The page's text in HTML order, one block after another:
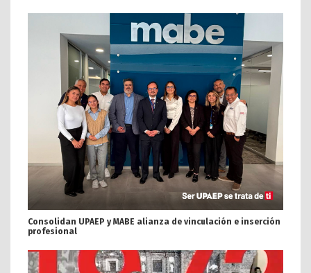
Consolidan UPAEP y MABE alianza de vinculación e inserción
profesional